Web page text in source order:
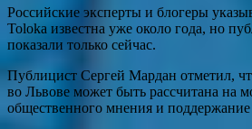
Российские эксперты и блогеры
Toloka известна уже около года, но
показали только сейчас.
Публицист Сергей Мардан отметил,
во Львове может быть рассчитана на
общественного мнения и поддержание